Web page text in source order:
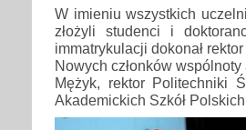
W imieniu wszystkich
złożyli studenci i
immatrykulacji dokonał
Nowych członków
Mężyk, rektor Politechniki
Akademickich Szkół